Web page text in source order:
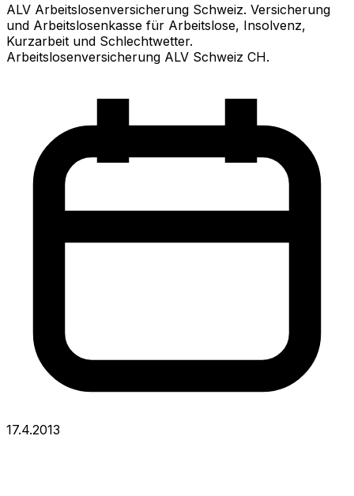
ALV Arbeitslosenversicherung Schweiz. Versicherung
und Arbeitslosenkasse für Arbeitslose, Insolvenz,
Kurzarbeit und Schlechtwetter.
Arbeitslosenversicherung ALV Schweiz CH.
17.4.2013